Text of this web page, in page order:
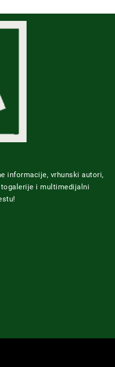
informacije, vrhunski autori,
i multimedijalni